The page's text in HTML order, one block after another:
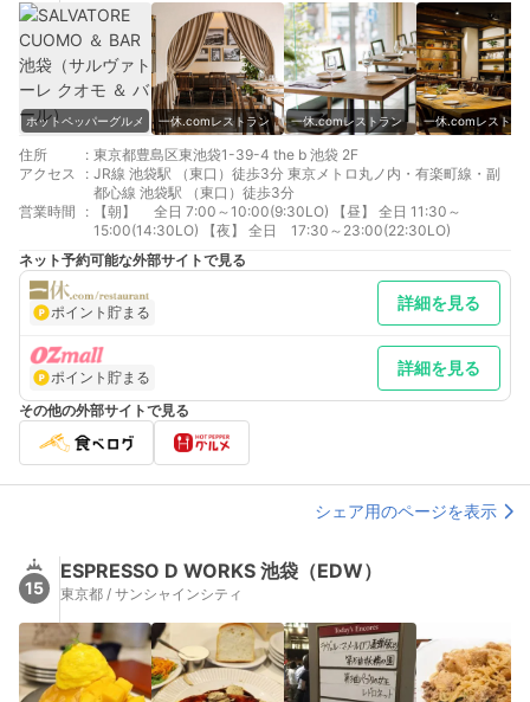
ホットペッパーグルメ 一休.comレストラン 一休.comレストラン 一休.comレストラ
住所 : 東京都豊島区東池袋1-39-4 the b 池袋 2F
アクセス
: JR線 池袋駅 （東口）徒歩3分 東京メトロ丸ノ内・有楽町線・副
都心線 池袋駅 （東口）徒歩3分
営業時間
:
【朝】 全日 7:00～10:00(9:30LO) 【昼】 全日 11:30～
15:00(14:30LO) 【夜】 全日 17:30～23:00(22:30LO)
ネット予約可能な外部サイトで見る
ポイント貯まる 詳細を見る
ポイント貯まる 詳細を見る
その他の外部サイトで見る
シェア用のページを表示
15
ESPRESSO D WORKS 池袋（EDW）
東京都 / サンシャインシティ